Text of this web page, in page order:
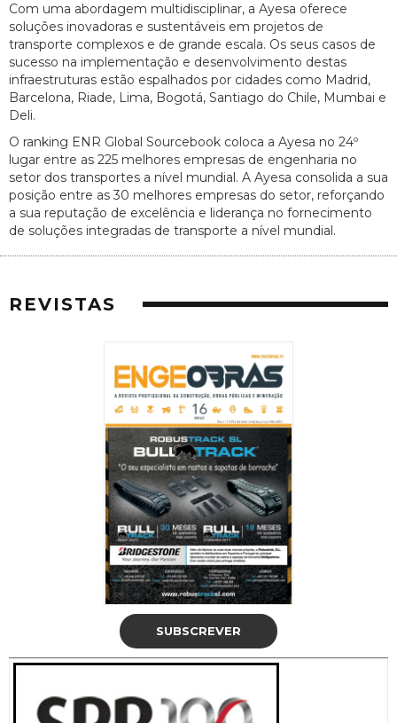
Com uma abordagem multidisciplinar, a Ayesa oferece
soluções inovadoras e sustentáveis em projetos de
transporte complexos e de grande escala. Os seus casos de
sucesso na implementação e desenvolvimento destas
infraestruturas estão espalhados por cidades como Madrid,
Barcelona, Riade, Lima, Bogotá, Santiago do Chile, Mumbai e
Deli.
O ranking ENR Global Sourcebook coloca a Ayesa no 24º
lugar entre as 225 melhores empresas de engenharia no
setor dos transportes a nível mundial. A Ayesa consolida a sua
posição entre as 30 melhores empresas do setor, reforçando
a sua reputação de excelência e liderança no fornecimento
de soluções integradas de transporte a nível mundial.
REVISTAS
SUBSCREVER